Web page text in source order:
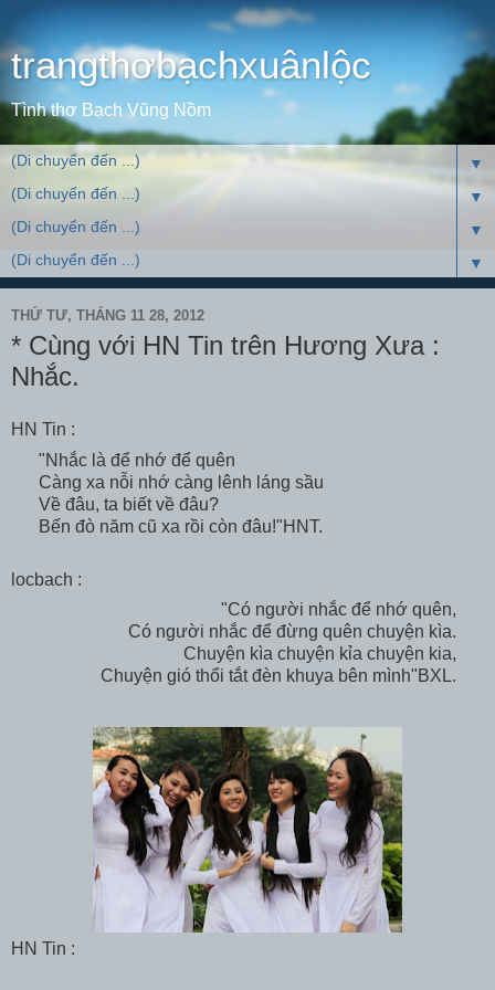
trangthơbạchxuânlộc
Tình thơ Bạch Vũng Nồm
▼
▼
▼
▼
THỨ TƯ, THÁNG 11 28, 2012
* Cùng với HN Tin trên Hương Xưa :
Nhắc.
HN Tin :
"Nhắc là để nhớ để quên
Càng xa nỗi nhớ càng lênh láng sầu
Về đâu, ta biết về đâu?
Bến đò năm cũ xa rồi còn đâu!"HNT.
locbach :
"Có người nhắc để nhớ quên,
Có người nhắc để đừng quên chuyện kìa.
Chuyện kìa chuyện kỉa chuyện kia,
Chuyện gió thổi tắt đèn khuya bên mình"BXL.
HN Tin :